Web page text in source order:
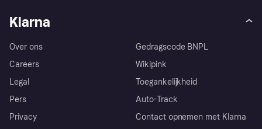
Klarna
Over ons
Careers
Legal
Pers
Privacy
Gedragscode BNPL
Wikipink
Toegankelijkheid
Auto-Track
Contact opnemen met Klarna